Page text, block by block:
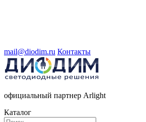
mail@diodim.ru Контакты
официальный партнер Arlight
Каталог